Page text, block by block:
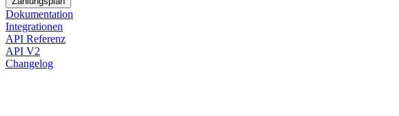
Dokumentation
Integrationen
API Referenz
API V2
Changelog